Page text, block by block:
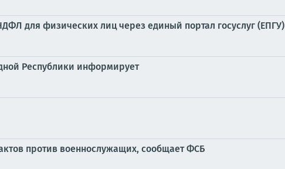
для физических лиц через единый портал госуслуг (ЕПГУ)
Республики информирует
против военнослужащих, сообщает ФСБ